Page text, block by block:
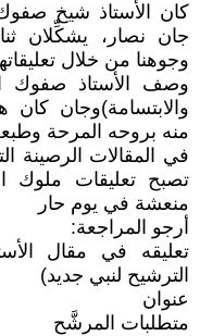
كان الأستاذ شيخ
جان نصار، يشكِّلان
وجوهنا من خلال
وصف الأستاذ صفوك
والابتسامة)وجان
منه بروحه المرحة
في المقالات الرصينة
تصبح تعليقات ملوك
منعشة في يوم حار
أرجو المراجعة:
تعليقه في مقال
الترشيح لنبي جديد)
عنوان
متطلبات المرشَّح